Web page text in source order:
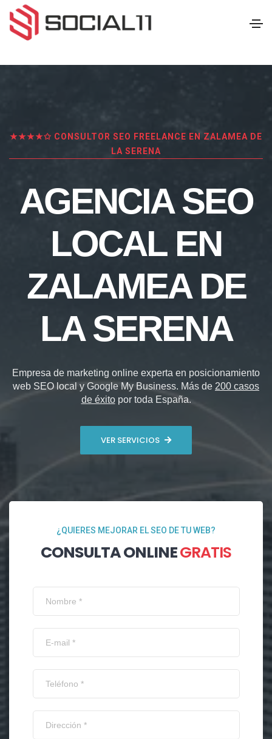
★★★★✩ CONSULTOR SEO FREELANCE EN ZALAMEA DE
LA SERENA
AGENCIA SEO
LOCAL EN
ZALAMEA DE
LA SERENA
Empresa de marketing online experta en posicionamiento
web SEO local y Google My Business. Más de 200 casos
de éxitopor toda España.
VER SERVICIOS
¿QUIERES MEJORAR EL SEO DE TU WEB?
CONSULTA ONLINEGRATIS